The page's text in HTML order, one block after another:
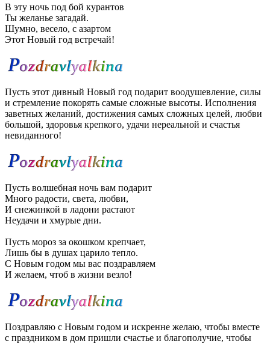
В эту ночь под бой курантов
Ты желанье загадай.
Шумно, весело, с азартом
Этот Новый год встречай!
Пусть этот дивный Новый год подарит воодушевление, силы
и стремление покорять самые сложные высоты. Исполнения
заветных желаний, достижения самых сложных целей, любви
большой, здоровья крепкого, удачи нереальной и счастья
невиданного!
Пусть волшебная ночь вам подарит
Много радости, света, любви,
И снежинкой в ладони растают
Неудачи и хмурые дни.
Пусть мороз за окошком крепчает,
Лишь бы в душах царило тепло.
С Новым годом мы вас поздравляем
И желаем, чтоб в жизни везло!
Поздравляю с Новым годом и искренне желаю, чтобы вместе
с праздником в дом пришли счастье и благополучие, чтобы